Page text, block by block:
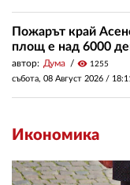
Пожарът край
площ е над 6000
автор: Дума visibility 1255
събота, 08 Август 2026 /
Икономика